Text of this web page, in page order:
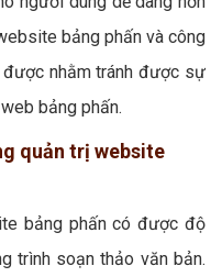
bảng phấn và công
nhằm tránh được sự
bảng phấn.
quản trị website
bảng phấn có được độ
trình soạn thảo văn bản.